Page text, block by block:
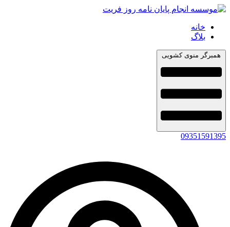
خانه
بلاگ
همبرگر منوی کشویی
09351591395